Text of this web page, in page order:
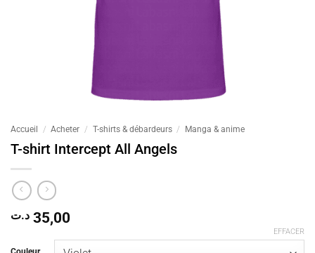
Accueil / Acheter / T-shirts & débardeurs / Manga & anime
T-shirt Intercept All Angels
35,00 د.ت
EFFACER